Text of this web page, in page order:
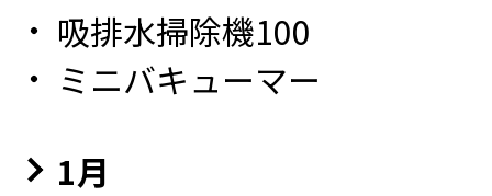
吸排水掃除機100
ミニバキューマー
1月